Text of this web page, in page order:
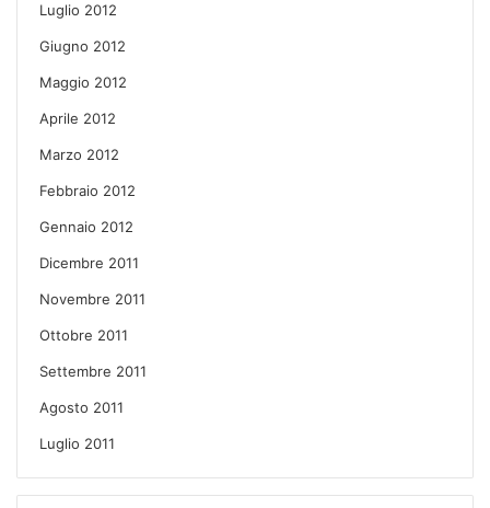
Luglio 2012
Giugno 2012
Maggio 2012
Aprile 2012
Marzo 2012
Febbraio 2012
Gennaio 2012
Dicembre 2011
Novembre 2011
Ottobre 2011
Settembre 2011
Agosto 2011
Luglio 2011